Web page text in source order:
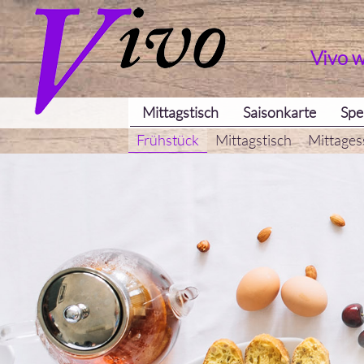
Vivo
Mittagstisch Saisonkarte
Frühstück
Mittagstisch